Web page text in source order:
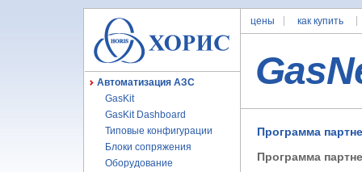
Автоматизация АЗС
GasKit
GasKit Dashboard
Типовые конфигурации
Блоки сопряжения
Оборудование
цены как купить
Программа
Программа